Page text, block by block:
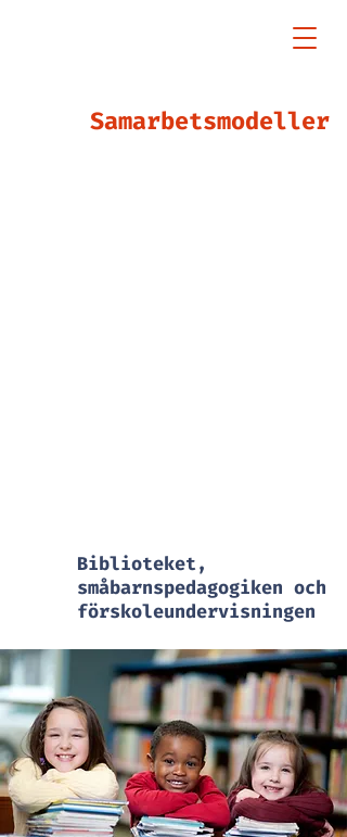
Samarbetsmodeller
Biblioteket,
småbarnspedagogiken och
förskoleundervisningen